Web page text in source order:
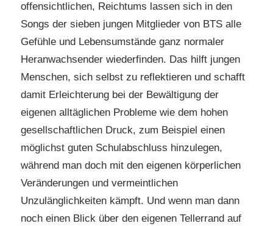
offensichtlichen, Reichtums lassen sich in den
Songs der sieben jungen Mitglieder von BTS alle
Gefühle und Lebensumstände ganz normaler
Heranwachsender wiederfinden. Das hilft jungen
Menschen, sich selbst zu reflektieren und schafft
damit Erleichterung bei der Bewältigung der
eigenen alltäglichen Probleme wie dem hohen
gesellschaftlichen Druck, zum Beispiel einen
möglichst guten Schulabschluss hinzulegen,
während man doch mit den eigenen körperlichen
Veränderungen und vermeintlichen
Unzulänglichkeiten kämpft. Und wenn man dann
noch einen Blick über den eigenen Tellerrand auf